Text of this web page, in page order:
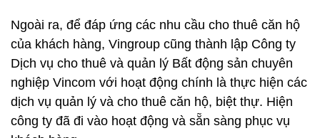
Ngoài ra, để đáp ứng các nhu cầu cho thuê căn hộ
của khách hàng, Vingroup cũng thành lập Công ty
Dịch vụ cho thuê và quản lý Bất động sản chuyên
nghiệp Vincom với hoạt động chính là thực hiện các
dịch vụ quản lý và cho thuê căn hộ, biệt thự. Hiện
công ty đã đi vào hoạt động và sẵn sàng phục vụ